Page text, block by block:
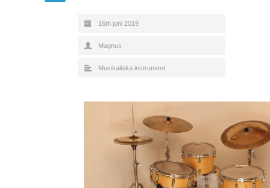
16th juni 2019
Magnus
Musikaliska instrument